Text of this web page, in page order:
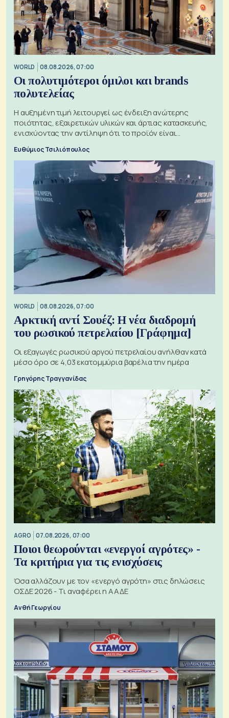
WORLD 08.08.2026, 07:00
Οι πολυτιμότεροι όμιλοι και brands
πολυτελείας
Η αυξημένη τιμή λειτουργεί ως ένδειξη ανώτερης
ποιότητας, εξαιρετικών υλικών και άρτιας κατασκευής,
ενισχύοντας την αντίληψη ότι το προϊόν είναι
Ευθύμιος Τσιλιόπουλος
WORLD 08.08.2026, 07:00
Αρκτική αντί Σουέζ: Η νέα διαδρομή
του ρωσικού πετρελαίου [Γράφημα]
Οι εξαγωγές ρωσικού αργού πετρελαίου ανήλθαν κατά
μέσο όρο σε 4,03 εκατομμύρια βαρέλια την ημέρα
Γρηγόρης Τραγγανίδας
AGRO 07.08.2026, 07:00
Ποιοι θεωρούνται «ενεργοί αγρότες» -
Τα κριτήρια για τις ενισχύσεις
Όσα αλλάζουν με τον «ενεργό αγρότη» στις δηλώσεις
ΟΣΔΕ 2026 - Τι αναφέρει η ΑΑΔΕ
Ανθή Γεωργίου